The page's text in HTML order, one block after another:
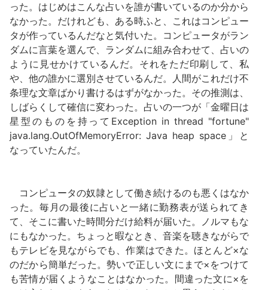
った。はじめはこんな占いを誰が書いているのか分から
なかった。だけれども、ある時ふと、これはコンピュー
タが作っているんだなと気付いた。コンピュータがラン
ダムに言葉を選んで、ランダムに組み合わせて、占いの
ように見せかけているんだ。それをただ印刷して、私
や、他の誰かに選別させているんだ。人間がこれだけ不
条理な文章ばかり書けるはずがなかった。その推測は、
しばらくして確信に変わった。占いの一つが「金曜日は
星型のものを持ってException in thread "fortune"
java.lang.OutOfMemoryError: Java heap space」と
なっていたんだ。
コンピュータの奴隷として働き続けるのも悪くはなか
った。毎月の最後に占いと一緒に勤務表が送られてき
て、そこに書いた時間分だけ給料が届いた。ノルマもな
にもなかった。ちょっと暇なとき、音楽を聴きながらで
もテレビを見ながらでも、作業はできた。ほとんど×な
のだから簡単だった。勢いで正しい文にまで×をつけて
も苦情が届くようなことはなかった。間違った文に×を